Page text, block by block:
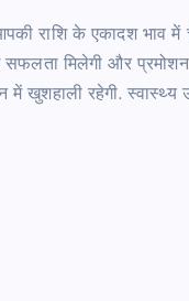
राशि के एकादश भाव में
मिलेगी और प्रमोशन
खुशहाली रहेगी. स्वास्थ्य